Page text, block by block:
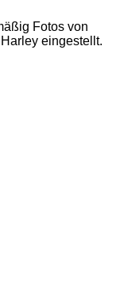
Fotos von
eingestellt.